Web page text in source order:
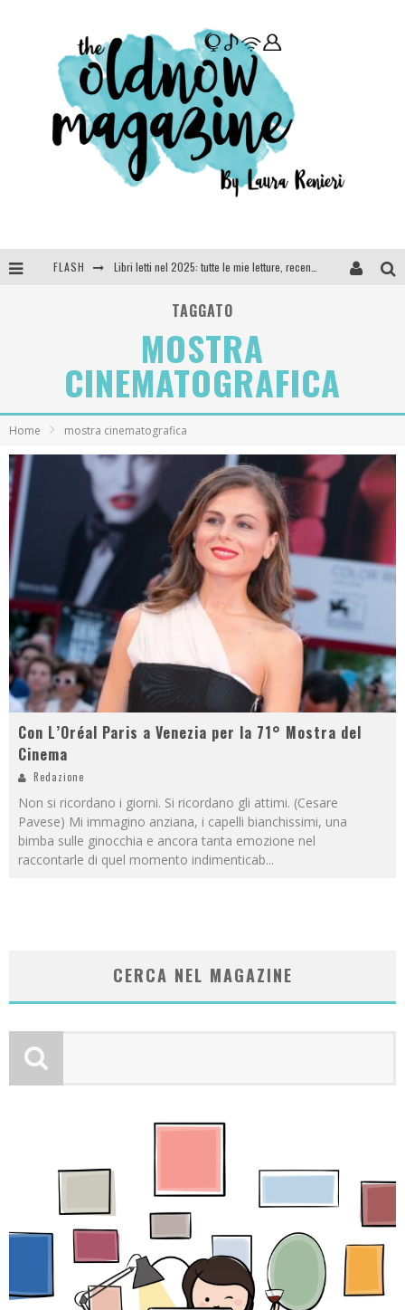
FLASH
SEE YOU AT 5 | Chanel
Anya Taylor-Joy, Jisoo e Willow Smith protagoniste della nuova campagna Dior Addict
TAGGATO
MOSTRA
CINEMATOGRAFICA
Home mostra cinematografica
Con L’Oréal Paris a Venezia per la 71° Mostra del
Cinema
Redazione
Non si ricordano i giorni. Si ricordano gli attimi. (Cesare
Pavese) Mi immagino anziana, i capelli bianchissimi, una
bimba sulle ginocchia e ancora tanta emozione nel
raccontarle di quel momento indimenticab...
CERCA NEL MAGAZINE